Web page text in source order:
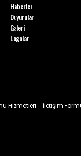
Haberler
Duyurular
Galeri
Logolar
Hizmetleri İletişim